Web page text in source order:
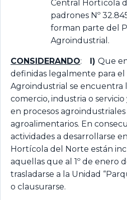
Central Hortícola
padrones Nº
forman parte del
Agroindustrial.
CONSIDERANDO: I) Que
definidas legalmente para
Agroindustrial se encuentra
comercio, industria o
en procesos agroindustriales
agroalimentarios. En
actividades a desarrollarse
Hortícola del Norte están
aquellas que al 1º de enero
trasladarse a la Unidad
o clausurarse.